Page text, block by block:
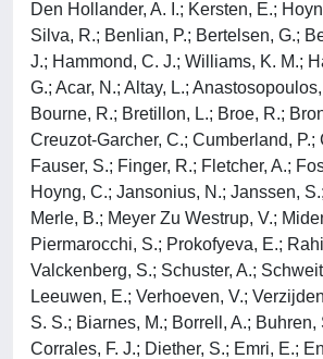
Den Hollander, A. I.; Kersten, E.;
Silva, R.; Benlian, P.; Bertelsen, G.;
J.; Hammond, C. J.; Williams, K. M.;
G.; Acar, N.; Altay, L.;
Bourne, R.; Bretillon, L.; Broe, R.;
Creuzot-Garcher, C.; Cumberland,
Fauser, S.; Finger, R.; Fletcher, A.;
Hoyng, C.; Jansonius, N.; Janssen,
Merle, B.; Meyer Zu Westrup, V.;
Piermarocchi, S.; Prokofyeva, E.;
Valckenberg, S.; Schuster, A.;
Leeuwen, E.; Verhoeven, V.;
S. S.; Biarnes, M.; Borrell, A.;
Corrales, F. J.; Diether, S.; Emri, E.;